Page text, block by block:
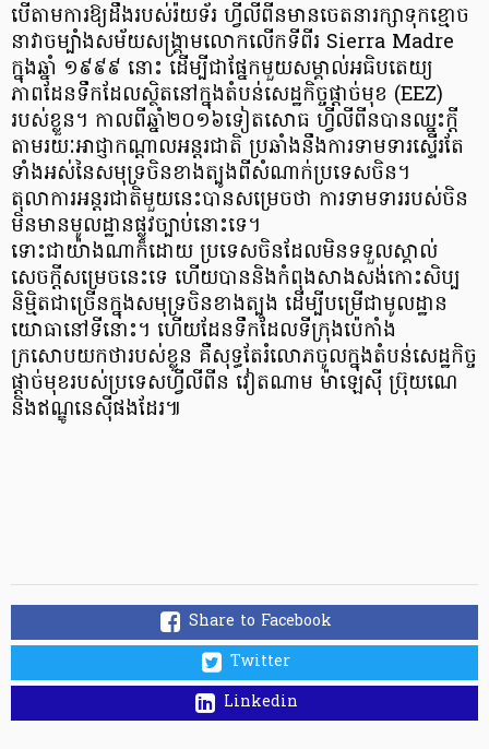
បើតាមការឱ្យដឹងរបស់រ៉យទ័រ ហ្វីលីពីនមានចេតនារក្សាទុកខ្មោច
នាវាចម្បាំងសម័យសង្រ្គាមលោកលើកទីពីរ Sierra Madre
ក្នុងឆ្នាំ ១៩៩៩ នោះ ដើម្បីជាផ្នែកមួយសម្គាល់អធិបតេយ្យ
ភាពដែនទឹកដែលស្ថិតនៅក្នុងតំបន់សេដ្ឋកិច្ចផ្តាច់មុខ (EEZ)
របស់ខ្លួន។ កាលពីឆ្នាំ២០១៦ទៀតសោធ ហ្វីលីពីនបានឈ្នះក្តី
តាមរយៈអាជ្ញាកណ្តាលអន្តរជាតិ ប្រឆាំងនឹងការទាមទារស្ទើរតែ
ទាំងអស់នៃសមុទ្រចិនខាងត្បូងពីសំណាក់ប្រទេសចិន។
តុលាការអន្តរជាតិមួយនេះបានសម្រេចថា ការទាមទាររបស់ចិន
មិនមានមូលដ្ឋានផ្លូវច្បាប់នោះទេ។
ទោះជាយ៉ាងណាក៏ដោយ ប្រទេសចិនដែលមិនទទួលស្គាល់
សេចក្តីសម្រេចនេះទេ ហើយបាននិងកំពុងសាងសង់កោះសិប្ប
និម្មិតជាច្រើនក្នុងសមុទ្រចិនខាងត្បូង ដើម្បីបម្រើជាមូលដ្ឋាន
យោធានៅទីនោះ។ ហើយដែនទឹកដែលទីក្រុងប៉េកាំង
ក្រសោបយកថារបស់ខ្លួន គឺសុទ្ធតែរំលោភចូលក្នុងតំបន់សេដ្ឋកិច្ច
ផ្តាច់មុខរបស់ប្រទេសហ្វីលីពីន វៀតណាម ម៉ាឡេស៊ី ប្រ៊ុយណេ
និងឥណ្ឌូនេស៊ីផងដែរ៕
Share to Facebook
Twitter
Linkedin